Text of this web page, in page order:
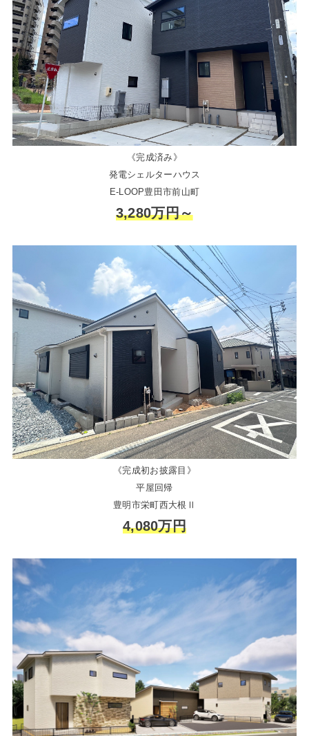
《完成済み》
発電シェルターハウス
E-LOOP豊田市前山町
3,280万円～
《完成初お披露目》
平屋回帰
豊明市栄町西大根Ⅱ
4,080万円